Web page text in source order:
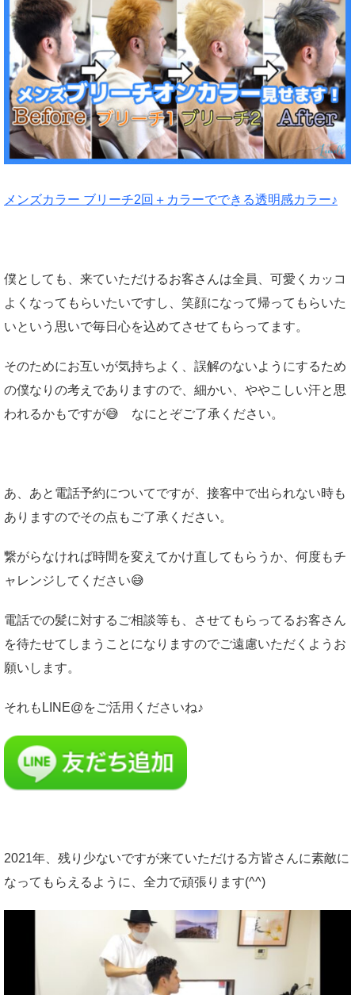
メンズカラー ブリーチ2回＋カラーでできる透明感カラー♪
僕としても、来ていただけるお客さんは全員、可愛くカッコ
よくなってもらいたいですし、笑顔になって帰ってもらいた
いという思いで毎日心を込めてさせてもらってます。
そのためにお互いが気持ちよく、誤解のないようにするため
の僕なりの考えでありますので、細かい、ややこしい汗と思
われるかもですが😅 なにとぞご了承ください。
あ、あと電話予約についてですが、接客中で出られない時も
ありますのでその点もご了承ください。
繋がらなければ時間を変えてかけ直してもらうか、何度もチ
ャレンジしてください😅
電話での髪に対するご相談等も、させてもらってるお客さん
を待たせてしまうことになりますのでご遠慮いただくようお
願いします。
それもLINE@をご活用くださいね♪
2021年、残り少ないですが来ていただける方皆さんに素敵に
なってもらえるように、全力で頑張ります(^^)